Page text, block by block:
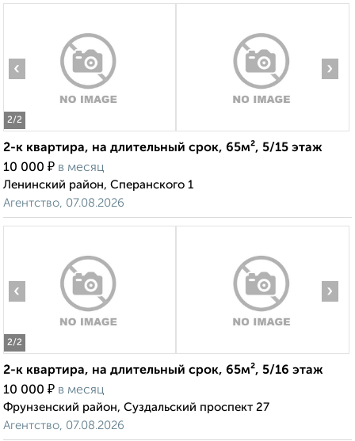
2/2
‹ ›
2-к квартира, на длительный срок, 65м², 5/15 этаж
10 000 ₽ в месяц
Ленинский район, Сперанского 1
Агентство, 07.08.2026
2/2
‹ ›
2-к квартира, на длительный срок, 65м², 5/16 этаж
10 000 ₽ в месяц
Фрунзенский район, Суздальский проспект 27
Агентство, 07.08.2026